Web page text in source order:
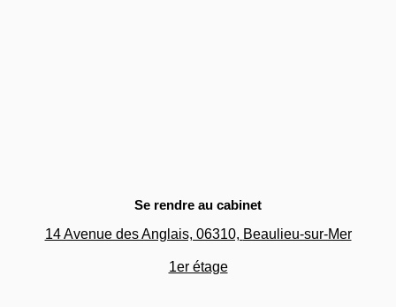
Se rendre au cabinet
14 Avenue des Anglais, 06310, Beaulieu-sur-Mer
1er étage